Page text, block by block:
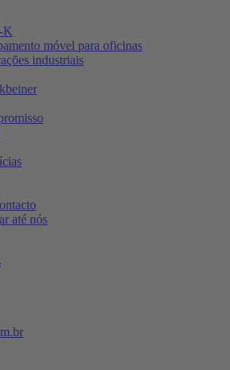
K
móvel para oficinas
industriais
até nós